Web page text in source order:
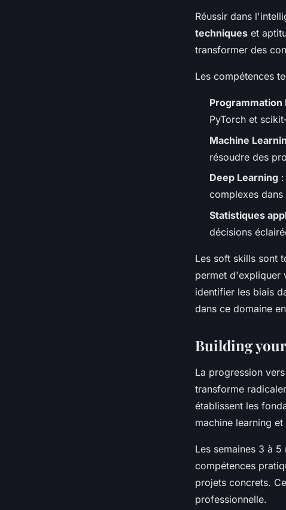
Réussir dans
techniques et
transformer des
Les compétences
Programmation
PyTorch et
Machine
résoudre des
Deep Learning
complexes
Statistiques
décisions
Les soft skills sont
permet d'expliquer
identifier les biais
dans ce domaine
Building
La progression
transforme
établissent les
machine learning
Les semaines 3 à
compétences
projets concrets.
professionnelle.